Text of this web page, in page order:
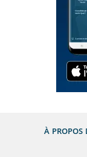
À PROPOS